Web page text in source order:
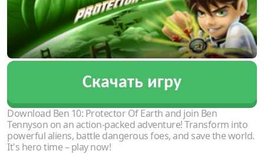
Скачать игру
Download Ben 10: Protector Of Earth and join Ben
Tennyson on an action-packed adventure! Transform into
powerful aliens, battle dangerous foes, and save the world.
It's hero time – play now!